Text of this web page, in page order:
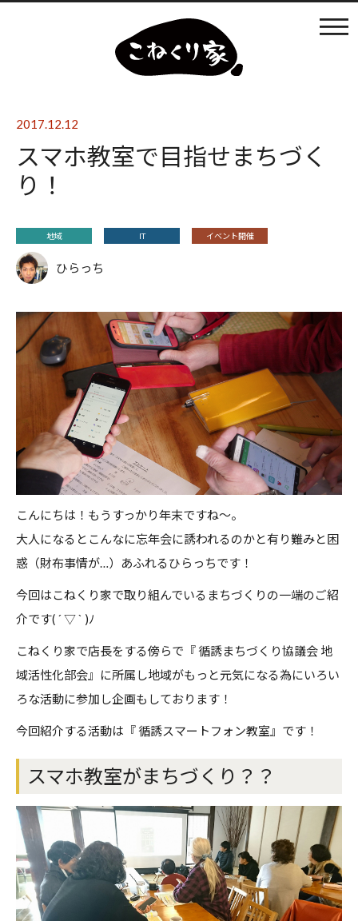
カフェ利用
まなびば
日々のブログ
0952-37-6905
2017.12.12
スマホ教室で目指せまちづく
り！
地域 IT イベント開催
ひらっち
こんにちは！もうすっかり年末ですね〜。
大人になるとこんなに忘年会に誘われるのかと有り難みと困
惑（財布事情が…）あふれるひらっちです！
今回はこねくり家で取り組んでいるまちづくりの一端のご紹
介です( ´ ▽ ` )ﾉ
こねくり家で店長をする傍らで『 循誘まちづくり協議会 地
域活性化部会』に所属し地域がもっと元気になる為にいろい
ろな活動に参加し企画もしております！
今回紹介する活動は『 循誘スマートフォン教室』です！
スマホ教室がまちづくり？？